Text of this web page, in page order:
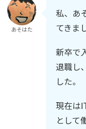
あそはた
私、あ
てきま
新卒で
退職し
した。
現在は
として